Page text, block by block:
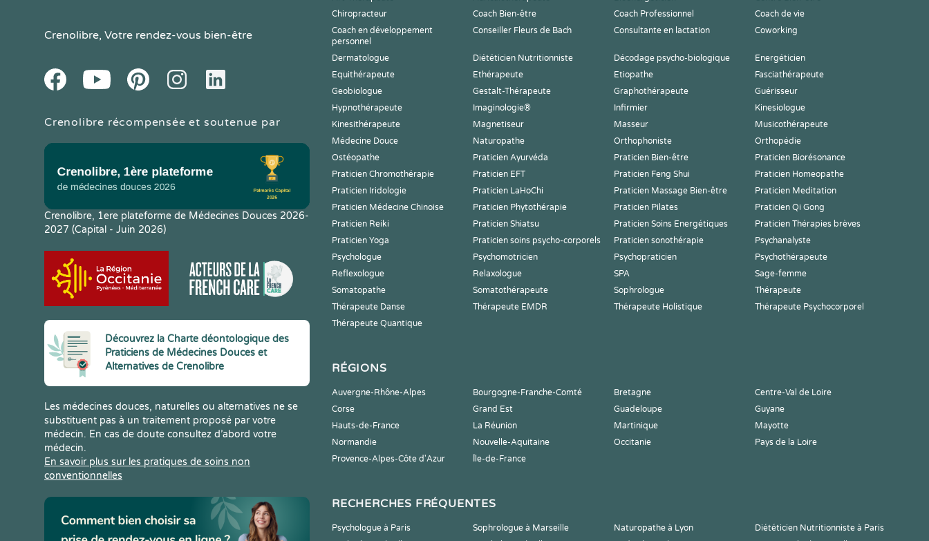
Crenolibre, Votre rendez-vous bien-être
FacebookYoutube PinteresetInstagramLinkedIn
Crenolibre récompensée et soutenue par
Crenolibre, 1ere plateforme de Médecines Douces 2026-
2027 (Capital - Juin 2026)
Découvrez la Charte déontologique des
Praticiens de Médecines Douces et
Alternatives de Crenolibre
Les médecines douces, naturelles ou alternatives ne se
substituent pas à un traitement proposé par votre
médecin. En cas de doute consultez d’abord votre
médecin.
En savoir plus sur les pratiques de soins non
conventionnelles
Chiropracteur
Coach Bien-être Coach Professionnel
Coach de vie
Coach en développement
personnel
Conseiller Fleurs de Bach Consultante en lactation Coworking
Dermatologue Diététicien Nutritionniste Décodage psycho-biologique
Energéticien
Equithérapeute
Ethérapeute Etiopathe
Fasciathérapeute
Geobiologue
Gestalt-Thérapeute Graphothérapeute
Guérisseur
Hypnothérapeute
Imaginologie® Infirmier
Kinesiologue
Kinesithérapeute
Magnetiseur Masseur
Musicothérapeute
Médecine Douce
Naturopathe Orthophoniste
Orthopédie
Ostéopathe
Praticien Ayurvéda Praticien Bien-être
Praticien Biorésonance
Praticien Chromothérapie
Praticien EFT Praticien Feng Shui
Praticien Homeopathe
Praticien Iridologie
Praticien LaHoChi Praticien Massage Bien-être
Praticien Meditation
Praticien Médecine Chinoise
Praticien Phytothérapie Praticien Pilates
Praticien Qi Gong
Praticien Reiki
Praticien Shiatsu Praticien Soins Energétiques
Praticien Thérapies brèves
Praticien Yoga
Praticien soins psycho-corporels Praticien sonothérapie
Psychanalyste
Psychologue
Psychomotricien Psychopraticien
Psychothérapeute
Reflexologue
Relaxologue SPA
Sage-femme
Somatopathe
Somatothérapeute Sophrologue
Thérapeute
Thérapeute Danse
Thérapeute EMDR Thérapeute Holistique
Thérapeute Psychocorporel
Thérapeute Quantique
RÉGIONS
Auvergne-Rhône-Alpes Bourgogne-Franche-Comté Bretagne
Centre-Val de Loire
Corse
Grand Est Guadeloupe
Guyane
Hauts-de-France
La Réunion Martinique
Mayotte
Normandie
Nouvelle-Aquitaine Occitanie
Pays de la Loire
Provence-Alpes-Côte d'Azur
Île-de-France
RECHERCHES FRÉQUENTES
Psychologue à Paris Sophrologue à Marseille Naturopathe à Lyon
Diététicien Nutritionniste à Paris